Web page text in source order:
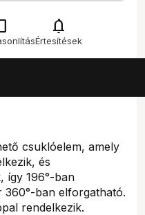
notifications
Értesítések
csuklóelem, amely
és
így 196°-ban
ban elforgatható.
rendelkezik.